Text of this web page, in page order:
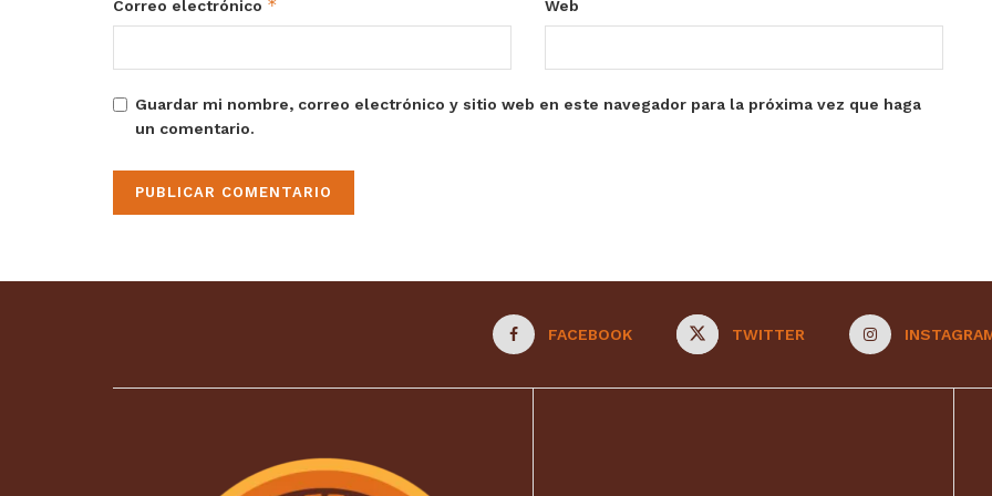
Correo electrónico * Web
Guardar mi nombre, correo electrónico y sitio web en este navegador para la próxima vez que haga
un comentario.
FACEBOOK TWITTER